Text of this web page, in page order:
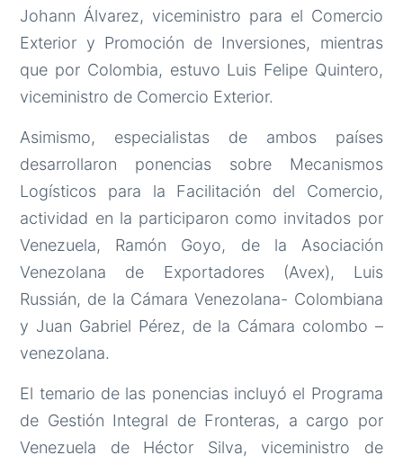
Johann Álvarez, viceministro para el Comercio
Exterior y Promoción de Inversiones, mientras
que por Colombia, estuvo Luis Felipe Quintero,
viceministro de Comercio Exterior.
Asimismo, especialistas de ambos países
desarrollaron ponencias sobre Mecanismos
Logísticos para la Facilitación del Comercio,
actividad en la participaron como invitados por
Venezuela, Ramón Goyo, de la Asociación
Venezolana de Exportadores (Avex), Luis
Russián, de la Cámara Venezolana- Colombiana
y Juan Gabriel Pérez, de la Cámara colombo –
venezolana.
El temario de las ponencias incluyó el Programa
de Gestión Integral de Fronteras, a cargo por
Venezuela de Héctor Silva, viceministro de